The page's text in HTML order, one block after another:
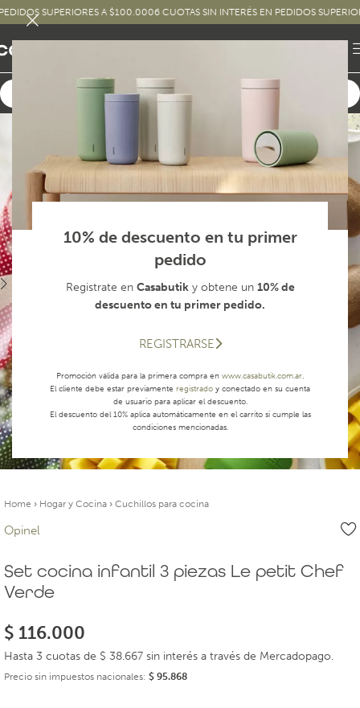
10% de descuento en tu primer
pedido
Registrate en Casabutiky obtene un 10% de
descuento en tu primer pedido.
REGISTRARSE
Promoción válida para la primera compra en www.casabutik.com.ar.
El cliente debe estar previamente registrado y conectado en su cuenta
de usuario para aplicar el descuento.
El descuento del 10% aplica automáticamente en el carrito si cumple las
condiciones mencionadas.
SUPERIORES A $100.0006 CUOTAS SIN INTERÉS EN PEDIDOS SUPERIORES
Home › Hogar y Cocina › Cuchillos para cocina
Opinel
Set cocina infantil 3 piezas Le petit Chef
Verde
$ 116.000
Hasta 3 cuotas de $ 38.667 sin interés a través de Mercadopago.
Precio sin impuestos nacionales: $ 95.868